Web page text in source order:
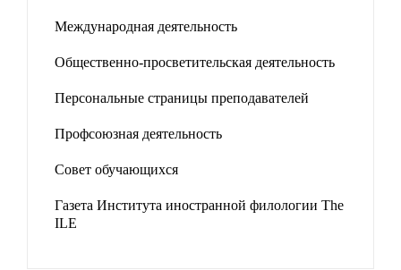
Международная деятельность
Общественно-просветительская деятельность
Персональные страницы преподавателей
Профсоюзная деятельность
Совет обучающихся
Газета Института иностранной филологии The
ILE